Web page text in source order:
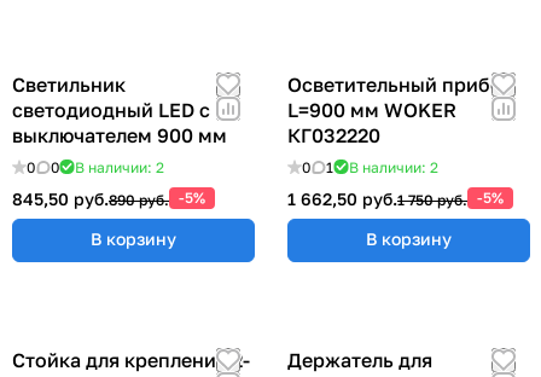
Светильник
светодиодный LED с
выключателем 900 мм
0 0 В наличии: 2
845,50 руб.890 руб. -5%
В корзину
Осветительный прибор
L=900 мм WOKER
КГ032220
0 1 В наличии: 2
1 662,50 руб.1 750 руб. -5%
В корзину
Стойка для крепления 2-
Держатель для